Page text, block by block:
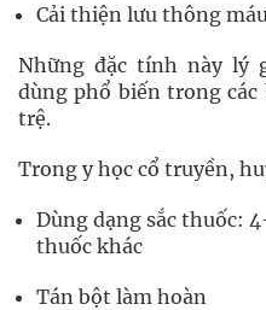
Cải thiện lưu thông
Những đặc tính này lý
dùng phổ biến trong
trệ.
Trong y học cổ truyền,
Dùng dạng sắc thuốc:
thuốc khác
Tán bột làm hoàn